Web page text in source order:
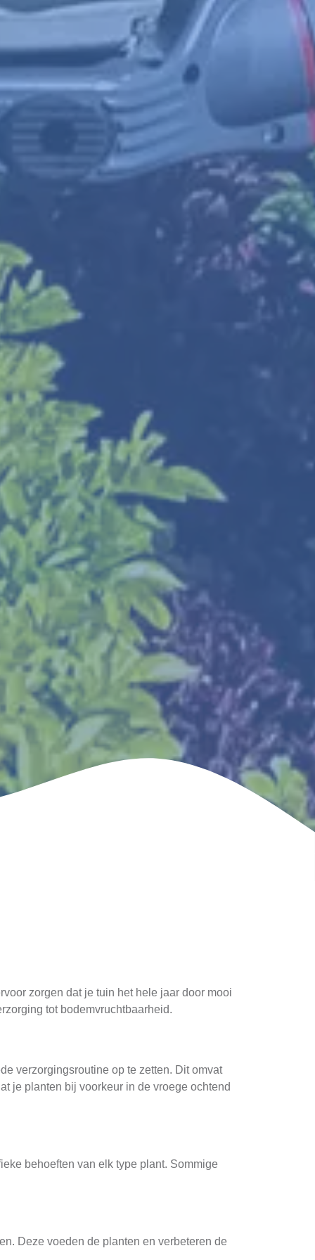
zorgen dat je tuin het hele jaar door mooi
tot bodemvruchtbaarheid.
verzorgingsroutine op te zetten. Dit omvat
je planten bij voorkeur in de vroege ochtend
behoeften van elk type plant. Sommige
Deze voeden de planten en verbeteren de